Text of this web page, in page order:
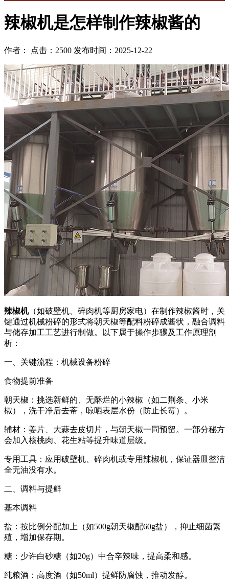
辣椒机是怎样制作辣椒酱的
作者： 点击：2500 发布时间：2025-12-22
辣椒机（如破壁机、碎肉机等厨房家电）在制作辣椒酱时，关
键通过机械粉碎的形式将朝天椒等配料粉碎成酱状，融合调料
与储存加工工艺进行制做。以下属于操作步骤及工作原理剖
析：
一、关键流程：机械设备粉碎
食物提前准备
朝天椒：挑选新鲜的、无酥烂的小辣椒（如二荆条、小米
椒），洗干净后去蒂，晾晒表层水份（防止长霉）。
辅材：姜片、大蒜去皮切片，与朝天椒一同预留。一部分秘方
会加入核桃肉、花生粘等提升味道层级。
专用工具：应用破壁机、碎肉机或专用辣椒机，保证器皿整洁
全无油没有水。
二、调料与提鲜
基本调料
盐：按比例分配加上（如500g朝天椒配60g盐），抑止细菌繁
殖，增加保存期。
糖：少许白砂糖（如20g）中合辛辣味，提高柔和感。
纯粮酒：高度酒（如50ml）提鲜防腐蚀，推动发醇。